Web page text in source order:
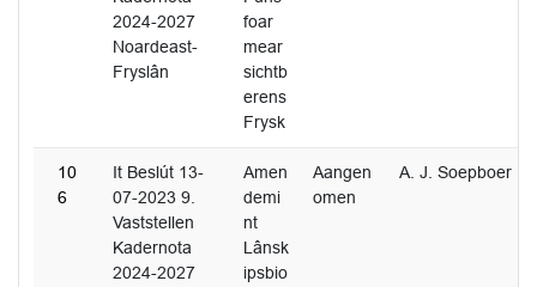
2024-2027
Noardeast-
Fryslân
foar
mear
sichtb
erens
Frysk
10
6
It Beslút 13-
07-2023 9.
Vaststellen
Kadernota
2024-2027
Amen
demi
nt
Lânsk
ipsbio
Aangen
omen
A. J. Soepboer